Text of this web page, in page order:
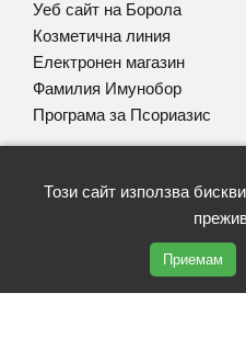
Уеб сайт на Борола
Козметична линия
Електронен магазин
Фамилия Имунобор
Програма за Псориазис
Copyright © 2026 |
Условия за ползване|
от
Този сайт използва
Приемам